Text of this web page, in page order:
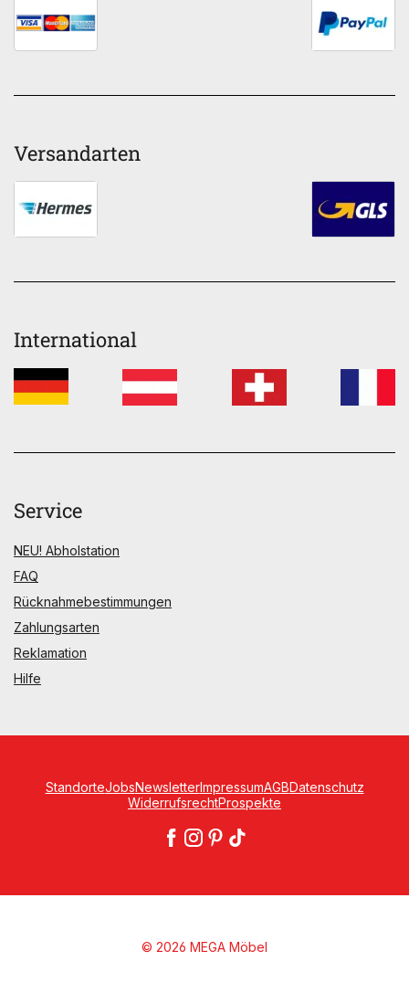
Versandarten
International
Service
NEU! Abholstation
FAQ
Rücknahmebestimmungen
Zahlungsarten
Reklamation
Hilfe
StandorteJobsNewsletterImpressumAGBDatenschutz
WiderrufsrechtProspekte
© 2026 MEGA Möbel